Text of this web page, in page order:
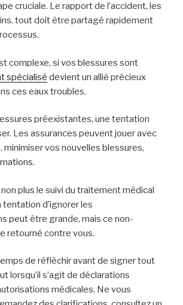
cruciale. Le rapport de l’accident, les
tout doit être partagé rapidement
complexe, si vos blessures sont
spécialisé devient un allié précieux
ces eaux troubles.
préexistantes, une tentation
Les assurances peuvent jouer avec
minimiser vos nouvelles blessures,
plus le suivi du traitement médical
d’ignorer les
peut être grande, mais ce non-
retourné contre vous.
de réfléchir avant de signer tout
lorsqu’il s’agit de déclarations
médicales. Ne vous